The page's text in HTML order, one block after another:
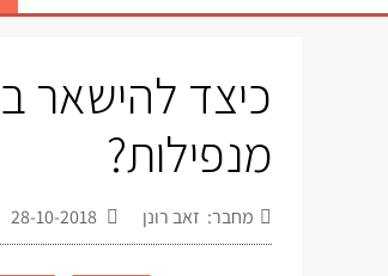
כיצד להישאר
מנפילות?
מחבר: זאב רונן